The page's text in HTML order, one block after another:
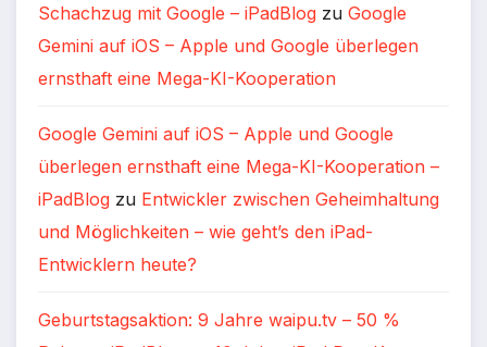
Schachzug mit Google – iPadBlog zu Google
Gemini auf iOS – Apple und Google überlegen
ernsthaft eine Mega-KI-Kooperation
Google Gemini auf iOS – Apple und Google
überlegen ernsthaft eine Mega-KI-Kooperation –
iPadBlog zu Entwickler zwischen Geheimhaltung
und Möglichkeiten – wie geht’s den iPad-
Entwicklern heute?
Geburtstagsaktion: 9 Jahre waipu.tv – 50 %